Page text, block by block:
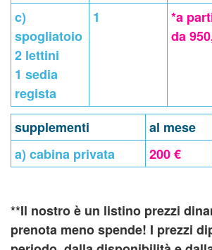
c)
spogliatoio
2 lettini
1 sedia
regista
1
*a
da
supplementi al mese
a) cabina privata
200 €
**Il nostro è un listino prezzi
prenota meno spende! I prezzi